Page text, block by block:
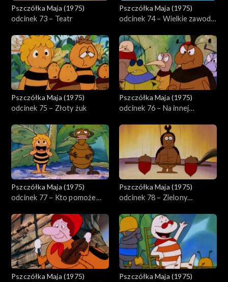
Pszczółka Maja (1975)
odcinek 73 – Teatr
Pszczółka Maja (1975)
odcinek 74 – Wielkie zawody
Pszczółka Maja (1975)
odcinek 75 – Złoty żuk
Pszczółka Maja (1975)
odcinek 76 – Na innej
Pszczółka Maja (1975)
odcinek 77 – Kto pomoże
Pszczółka Maja (1975)
odcinek 78 – Zielony
Pszczółka Maja (1975)
Pszczółka Maja (1975)